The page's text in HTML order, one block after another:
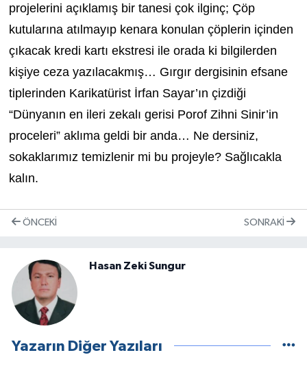
projelerini açıklamış bir tanesi çok ilginç; Çöp
kutularına atılmayıp kenara konulan çöplerin içinden
çıkacak kredi kartı ekstresi ile orada ki bilgilerden
kişiye ceza yazılacakmış… Gırgır dergisinin efsane
tiplerinden Karikatürist İrfan Sayar’ın çizdiği
“Dünyanın en ileri zekalı gerisi Porof Zihni Sinir’in
proceleri” aklıma geldi bir anda… Ne dersiniz,
sokaklarımız temizlenir mi bu projeyle? Sağlıcakla
kalın.
ÖNCEKI SONRAKI
Hasan Zeki Sungur
Yazarın Diğer Yazıları